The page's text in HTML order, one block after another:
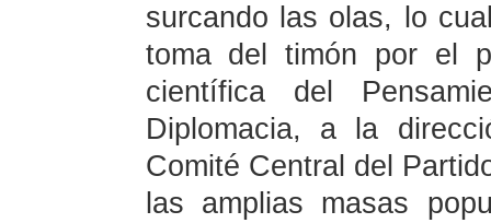
surcando las olas, lo
toma del timón por el
científica del
Diplomacia, a la
Comité Central del
las amplias masas